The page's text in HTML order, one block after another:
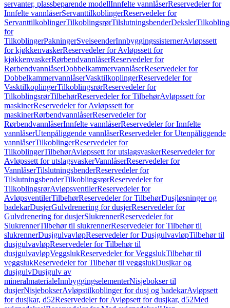
servanter, plassbeparende modellInnfelte vannlåserReservedeler for
Innfelte vannlåserServanttilkoblingerReservedeler for
ServanttilkoblingerTilkoblingsrørTilslutningsbenderDeksler
for
TilkoblingerPakningerSveiseenderInnbyggingssisternerAvløpssett
for kjøkkenvaskerReservedeler for Avløpssett for
kjøkkenvaskerRørbendvannlåserReservedeler for
RørbendvannlåserDobbelkammervannlåserReservedeler for
DobbelkammervannlåserVasktilkoplingerReservedeler for
VasktilkoplingerTilkoblingsrørReservedeler for
TilkoblingsrørTilbehørReservedeler for TilbehørAvløpssett for
maskinerReservedeler for Avløpssett for
maskinerRørbendvannlåserReservedeler for
RørbendvannlåserInnfelte vannlåserReservedeler for Innfelte
vannlåserUtenpåliggende vannlåserReservedeler for Utenpåliggende
vannlåserTilkoblingerReservedeler for
TilkoblingerTilbehørAvløpssett for utslagsvaskerReservedeler for
Avløpssett for utslagsvaskerVannlåserReservedeler for
VannlåserTilslutningsbenderReservedeler for
TilslutningsbenderTilkoblingsrørReservedeler for
TilkoblingsrørAvløpsventilerReservedeler for
AvløpsventilerTilbehørReservedeler for TilbehørDusjløsninger og
badekarDusjerGulvdrenering for dusjerReservedeler for
Gulvdrenering for dusjerSlukrennerReservedeler for
SlukrennerTilbehør til slukrennerReservedeler for Tilbehør til
slukrennerDusjgulvavløpReservedeler for DusjgulvavløpTilbehør til
dusjgulvavløpReservedeler for Tilbehør til
dusjgulvavløpVeggslukReservedeler for VeggslukTilbehør til
veggslukReservedeler for Tilbehør til veggslukDusjkar og
dusjgulvDusjgulv av
mineralmaterialeInnbyggingselementerNisjebokser til
dusjerNisjebokserAvløpstilkoblinger for dusj og badekarAvløpsett
for dusjkar, d52Reservedeler for Avløpsett for dusjkar, d52Med